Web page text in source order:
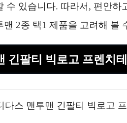
수 있습니다. 따라서, 편안하
2종 택1 제품을 고려해 볼
긴팔티 빅로고 프렌치
다스 맨투맨 긴팔티 빅로고